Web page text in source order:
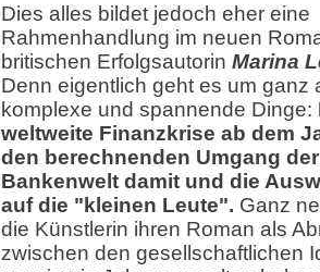
Dies alles bildet jedoch eher eine
Rahmenhandlung im neuen
britischen Erfolgsautorin Marina
Denn eigentlich geht es um ganz
komplexe und spannende Dinge:
weltweite Finanzkrise ab dem
den berechnenden Umgang
Bankenwelt damit und die
auf die "kleinen Leute". Ganz
die Künstlerin ihren Roman als
zwischen den gesellschaftlichen